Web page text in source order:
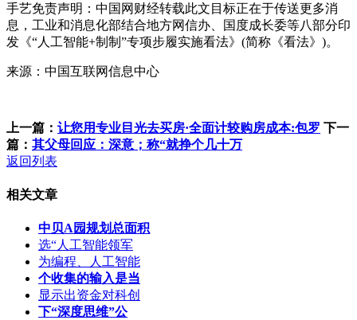
手艺免责声明：中国网财经转载此文目标正在于传送更多消
息，工业和消息化部结合地方网信办、国度成长委等八部分印
发《“人工智能+制制”专项步履实施看法》(简称《看法》)。
来源：中国互联网信息中心
上一篇： 让您用专业目光去买房·全面计较购房成本:包罗 下一
篇： 其父母回应：深意；称“就挣个几十万
返回列表
相关文章
中贝A园规划总面积
选“人工智能领军
为编程、人工智能
个收集的输入是当
显示出资金对科创
下“深度思维”公